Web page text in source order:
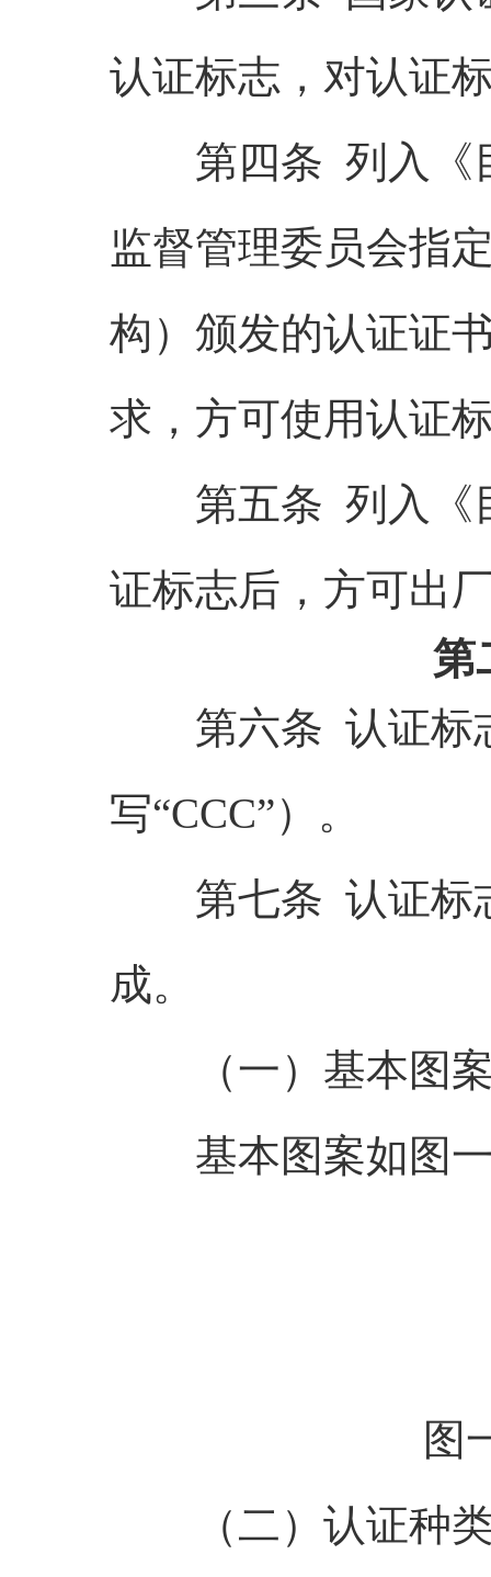
认证标志，对认证
第四条 列入《目
监督管理委员会指
构）颁发的认证证
求，方可使用认证
第五条 列入《目
证标志后，方可出
第
第六条 认证标志
写“CCC”）。
第七条 认证标志
成。
（一）基本图
基本图案如图
图
（二）认证种